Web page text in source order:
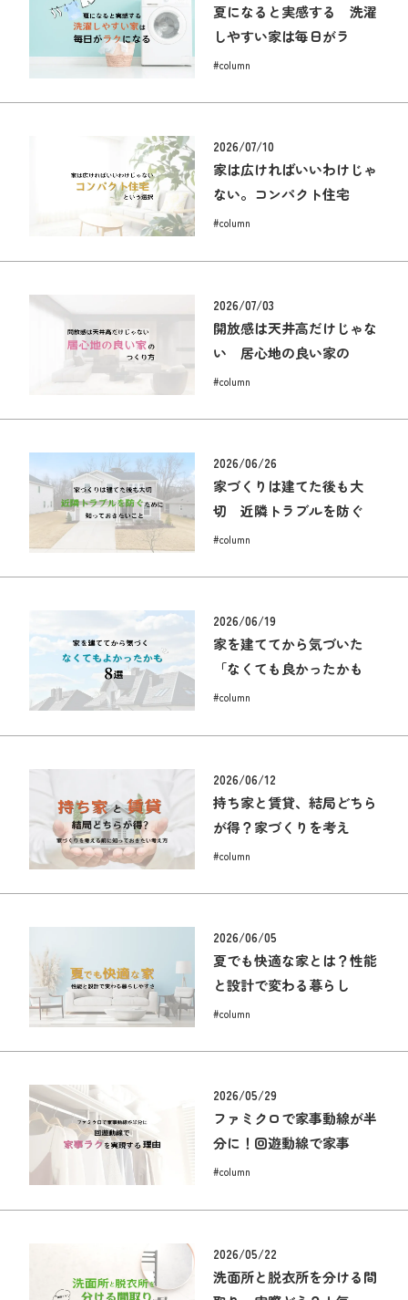
夏になると実感する 洗濯
しやすい家は毎日がラ
#column
2026/07/10
家は広ければいいわけじゃ
ない。コンパクト住宅
#column
2026/07/03
開放感は天井高だけじゃな
い 居心地の良い家の
#column
2026/06/26
家づくりは建てた後も大
切 近隣トラブルを防ぐ
#column
2026/06/19
家を建ててから気づいた
「なくても良かったかも
#column
2026/06/12
持ち家と賃貸、結局どちら
が得？家づくりを考え
#column
2026/06/05
夏でも快適な家とは？性能
と設計で変わる暮らし
#column
2026/05/29
ファミクロで家事動線が半
分に！回遊動線で家事
#column
2026/05/22
洗面所と脱衣所を分ける間